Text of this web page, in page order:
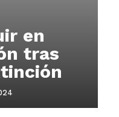
en
tras